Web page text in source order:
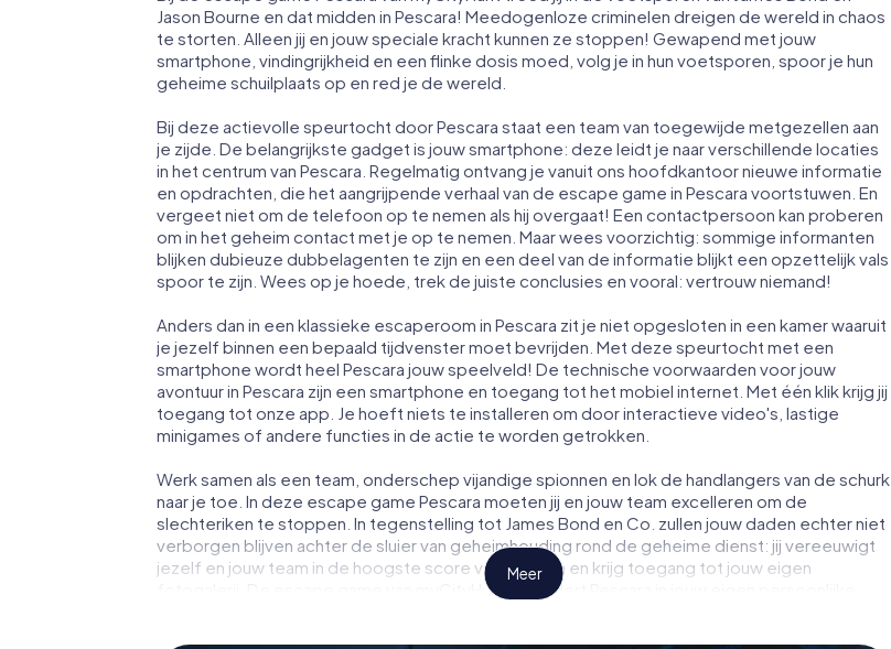
Jason Bourne en dat midden in Pescara! Meedogenloze criminelen dreigen de wereld in chaos
te storten. Alleen jij en jouw speciale kracht kunnen ze stoppen! Gewapend met jouw
smartphone, vindingrijkheid en een flinke dosis moed, volg je in hun voetsporen, spoor je hun
geheime schuilplaats op en red je de wereld.
Bij deze actievolle speurtocht door Pescara staat een team van toegewijde metgezellen aan
je zijde. De belangrijkste gadget is jouw smartphone: deze leidt je naar verschillende locaties
in het centrum van Pescara. Regelmatig ontvang je vanuit ons hoofdkantoor nieuwe informatie
en opdrachten, die het aangrijpende verhaal van de escape game in Pescara voortstuwen. En
vergeet niet om de telefoon op te nemen als hij overgaat! Een contactpersoon kan proberen
om in het geheim contact met je op te nemen. Maar wees voorzichtig: sommige informanten
blijken dubieuze dubbelagenten te zijn en een deel van de informatie blijkt een opzettelijk vals
spoor te zijn. Wees op je hoede, trek de juiste conclusies en vooral: vertrouw niemand!
Anders dan in een klassieke escaperoom in Pescara zit je niet opgesloten in een kamer waaruit
je jezelf binnen een bepaald tijdvenster moet bevrijden. Met deze speurtocht met een
smartphone wordt heel Pescara jouw speelveld! De technische voorwaarden voor jouw
avontuur in Pescara zijn een smartphone en toegang tot het mobiel internet. Met één klik krijg jij
toegang tot onze app. Je hoeft niets te installeren om door interactieve video's, lastige
minigames of andere functies in de actie te worden getrokken.
Werk samen als een team, onderschep vijandige spionnen en lok de handlangers van de schurk
naar je toe. In deze escape game Pescara moeten jij en jouw team excelleren om de
slechteriken te stoppen. In tegenstelling tot James Bond en Co. zullen jouw daden echter niet
verborgen blijven achter de sluier van geheimhouding rond de geheime dienst: jij vereeuwigt
jezelf en jouw team in de hoogste score van Pescara en krijg toegang tot jouw eigen
fotogalerij. De escape game van myCityHunt verandert Pescara in jouw eigen persoonlijke
Meer